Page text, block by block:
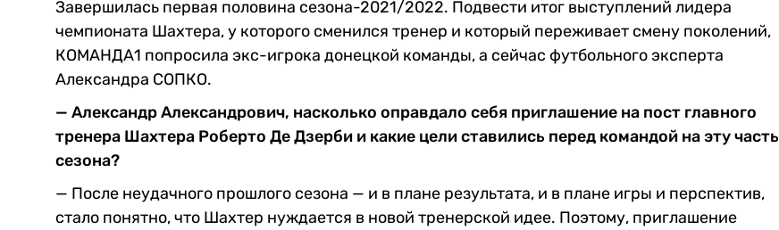
Завершилась первая половина сезона-2021/2022. Подвести итог выступлений лидера
чемпионата Шахтера, у которого сменился тренер и который переживает смену поколений,
КОМАНДА1 попросила экс-игрока донецкой команды, а сейчас футбольного эксперта
Александра СОПКО.
— Александр Александрович, насколько оправдало себя приглашение на пост главного
тренера Шахтера Роберто Де Дзерби и какие цели ставились перед командой на эту часть
сезона?
— После неудачного прошлого сезона — и в плане результата, и в плане игры и перспектив,
стало понятно, что Шахтер нуждается в новой тренерской идее. Поэтому, приглашение